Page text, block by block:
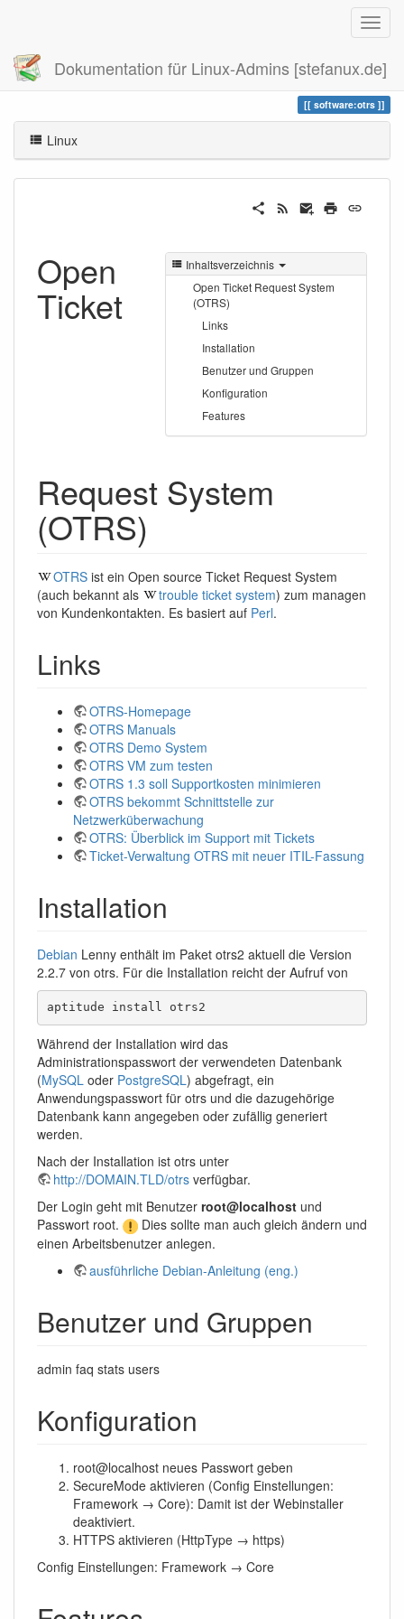
Dokumentation für Linux-Admins [stefanux.de]
Zuletzt angesehen otrs
software:otrs
Linux
Inhaltsverzeichnis
Open Ticket Request System
(OTRS)
Links
Installation
Benutzer und Gruppen
Konfiguration
Features
Open
Ticket
Request System
(OTRS)
OTRS ist ein Open source Ticket Request System
(auch bekannt als
trouble ticket system) zum managen
von Kundenkontakten. Es basiert auf Perl.
Links
OTRS-Homepage
OTRS Manuals
OTRS Demo System
OTRS VM zum testen
OTRS 1.3 soll Supportkosten minimieren
OTRS bekommt Schnittstelle zur
Netzwerküberwachung
OTRS: Überblick im Support mit Tickets
Ticket-Verwaltung OTRS mit neuer ITIL-Fassung
Installation
Debian Lenny enthält im Paket otrs2 aktuell die Version
2.2.7 von otrs. Für die Installation reicht der Aufruf von
aptitude install otrs2
Während der Installation wird das
Administrationspasswort der verwendeten Datenbank
(MySQL oder PostgreSQL) abgefragt, ein
Anwendungspasswort für otrs und die dazugehörige
Datenbank kann angegeben oder zufällig generiert
werden.
Nach der Installation ist otrs unter
http://DOMAIN.TLD/otrs verfügbar.
Der Login geht mit Benutzer root@localhost und
Passwort root.
Dies sollte man auch gleich ändern und
einen Arbeitsbenutzer anlegen.
ausführliche Debian-Anleitung (eng.)
Benutzer und Gruppen
admin faq stats users
Konfiguration
root@localhost neues Passwort geben
SecureMode aktivieren (Config Einstellungen:
Framework → Core): Damit ist der Webinstaller
deaktiviert.
HTTPS aktivieren (HttpType → https)
Config Einstellungen: Framework → Core